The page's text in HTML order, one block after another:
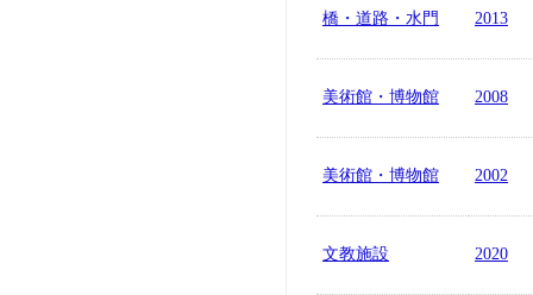
橋・道路・水門 2013
美術館・博物館 2008
美術館・博物館 2002
文教施設 2020